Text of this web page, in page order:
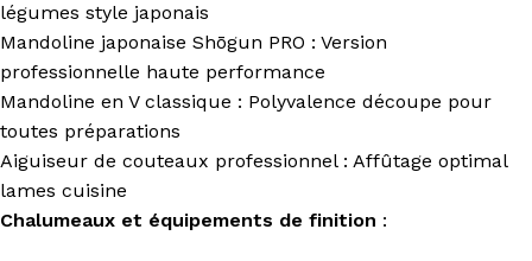
légumes style japonais
Mandoline japonaise Shōgun PRO : Version
professionnelle haute performance
Mandoline en V classique : Polyvalence découpe pour
toutes préparations
Aiguiseur de couteaux professionnel : Affûtage optimal
lames cuisine
Chalumeaux et équipements de finition :